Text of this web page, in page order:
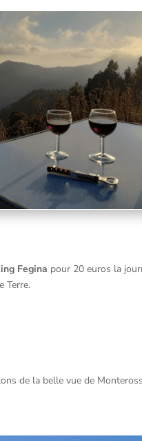
Fegina pour 20 euros la
Terre.
de la belle vue de